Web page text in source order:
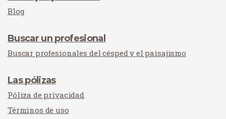
Blog
Buscar un profesional
Buscar profesionales del césped y el paisajismo
Las pólizas
Póliza de privacidad
Términos de uso